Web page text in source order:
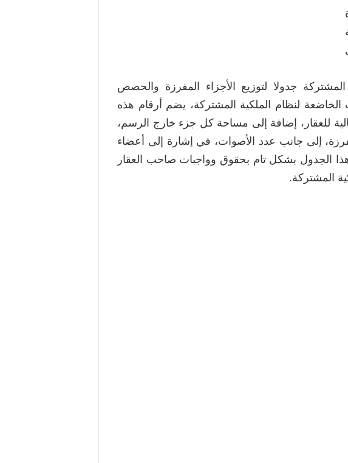
جدولا لتوزيع الأجزاء المفرزة والحصص
الخاضعة لنظام الملكية المشتركة، يضم أرقام هذه
للعقار، إضافة إلى مساحة كل جزء خارج الرسم،
إلى جانب عدد الأصوات، في إشارة إلى أعضاء
الجدول بشكل تام بحقوق وواجبات صاحب العقار
المشتركة.